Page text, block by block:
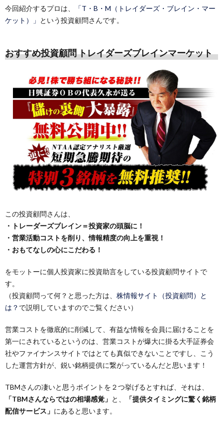
今回紹介するプロは、
「T・B・M（トレイダーズ・ブレイン・マー
ケット）」 という投資顧問さんです。
おすすめ投資顧問 トレイダーズブレインマーケット
この投資顧問さんは、
・トレーダーズブレイン＝投資家の頭脳に！
・営業活動コストを削り、情報精度の向上を重視！
・おもてなしの心にこだわる！
をモットーに個人投資家に投資助言をしている投資顧問サイトで
す。
（投資顧問って何？と思った方は、 株情報サイト（投資顧問）と
は？ で説明していますのでご覧ください）
営業コストを徹底的に削減して、有益な情報を会員に届けることを
第一にされているというのは、営業コストが爆大に掛る大手証券会
社やファイナンスサイトではとても真似できないことですし、こう
した運営方針が、 鋭い銘柄提供に繋がっているんだと思います！
TBMさんの凄いと思うポイントを２つ挙げるとすれば、それは、
「TBMさんならではの相場感覚」 と、
「提供タイミングに驚く銘柄
配信サービス」 にあると思います。